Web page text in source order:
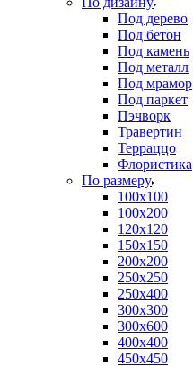
Под дерево
Под бетон
Под камень
Под металл
Под мрамор
Под паркет
Пэчворк
Травертин
Терраццо
Флористика
По размеру
100х100
100х200
120х120
150х150
200х200
250х250
250х400
300х300
300х600
400х400
450х450